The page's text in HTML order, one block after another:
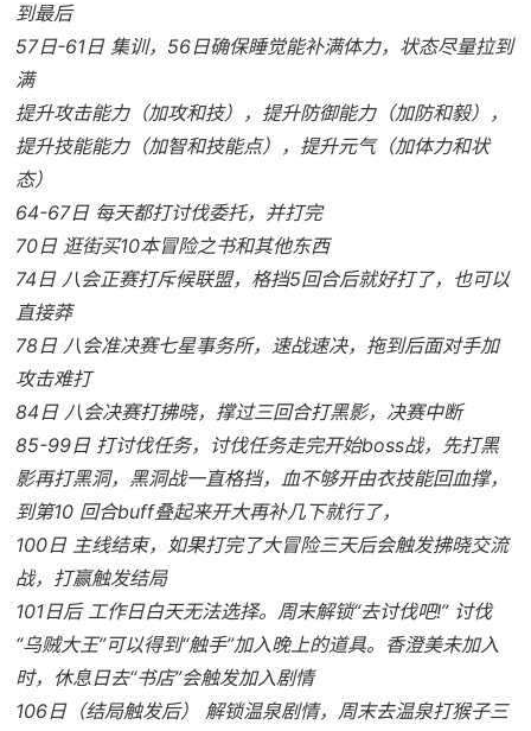
到最后
57日-61日 集训，56日确保睡觉能补满体力，状态尽量拉到
满
提升攻击能力（加攻和技），提升防御能力（加防和毅），
提升技能能力（加智和技能点），提升元气（加体力和状
态）
64-67日 每天都打讨伐委托，并打完
70日 逛街买10本冒险之书和其他东西
74日 八会正赛打斥候联盟，格挡5回合后就好打了，也可以
直接莽
78日 八会准决赛七星事务所，速战速决，拖到后面对手加
攻击难打
84日 八会决赛打拂晓，撑过三回合打黑影，决赛中断
85-99日 打讨伐任务，讨伐任务走完开始boss战，先打黑
影再打黑洞，黑洞战一直格挡，血不够开由衣技能回血撑，
到第10 回合buff叠起来开大再补几下就行了，
100日 主线结束，如果打完了大冒险三天后会触发拂晓交流
战，打赢触发结局
101日后 工作日白天无法选择。周末解锁“去讨伐吧!” 讨伐
“乌贼大王”可以得到“触手”加入晚上的道具。香澄美未加入
时，休息日去“书店”会触发加入剧情
106日（结局触发后） 解锁温泉剧情，周末去温泉打猴子三